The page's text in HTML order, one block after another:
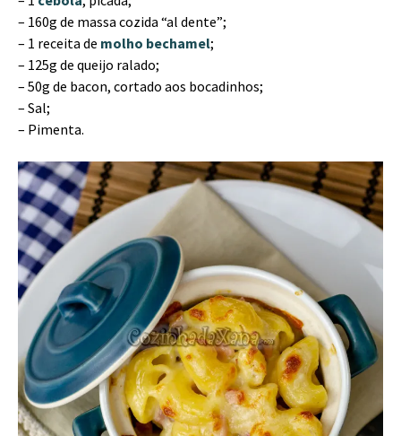
– 160g de massa cozida “al dente”;
– 1 receita de molho bechamel;
– 125g de queijo ralado;
– 50g de bacon, cortado aos bocadinhos;
– Sal;
– Pimenta.